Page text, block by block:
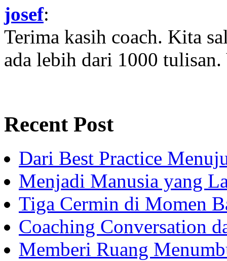
josef:
Terima kasih coach. Kita
ada lebih dari 1000 tulisan.
Recent Post
Dari Best Practice
Menjadi Manusia yang
Tiga Cermin di Momen
Coaching Conversation
Memberi Ruang